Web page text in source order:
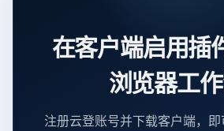
在客户端启用插
浏览器工
注册云登账号并下载客户端，